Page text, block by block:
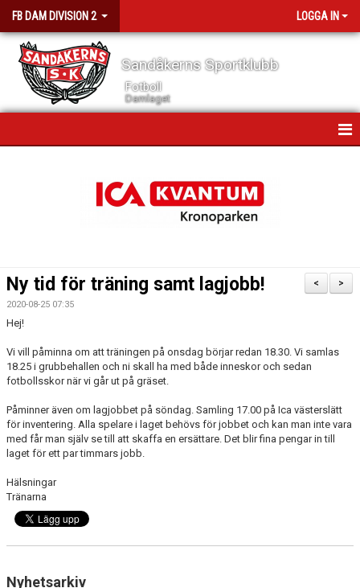
FB DAM DIVISION 2 LOGGA IN
Sandåkerns Sportklubb
Fotboll
Damlaget
GÄSTBOK
BILDGALLERI
DOKUMENT
KONTAKT
>
<
Ny tid för träning samt lagjobb!
2020-08-25 07:35
Hej!
Vi vill påminna om att träningen på onsdag börjar redan 18.30. Vi samlas
18.25 i grubbehallen och ni skall ha med både inneskor och sedan
fotbollsskor när vi går ut på gräset.
Påminner även om lagjobbet på söndag. Samling 17.00 på Ica västerslätt
för inventering. Alla spelare i laget behövs för jobbet och kan man inte vara
med får man själv se till att skaffa en ersättare. Det blir fina pengar in till
laget för ett par timmars jobb.
Hälsningar
Tränarna
Nyhetsarkiv